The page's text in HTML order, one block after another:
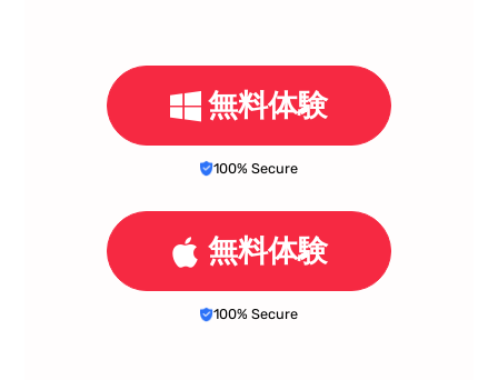
無料体験
100% Secure
無料体験
100% Secure